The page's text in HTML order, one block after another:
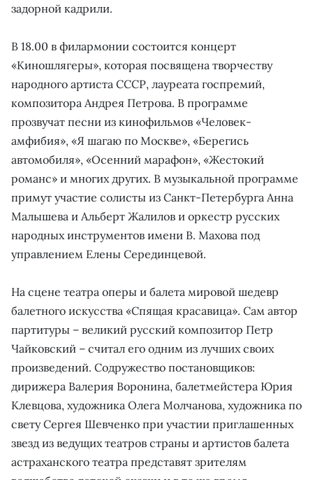
задорной кадрили.
В 18.00 в филармонии состоится концерт
«Киношлягеры», которая посвящена творчеству
народного артиста СССР, лауреата госпремий,
композитора Андрея Петрова. В программе
прозвучат песни из кинофильмов «Человек-
амфибия», «Я шагаю по Москве», «Берегись
автомобиля», «Осенний марафон», «Жестокий
романс» и многих других. В музыкальной программе
примут участие солисты из Санкт-Петербурга Анна
Малышева и Альберт Жалилов и оркестр русских
народных инструментов имени В. Махова под
управлением Елены Серединцевой.
На сцене театра оперы и балета мировой шедевр
балетного искусства «Спящая красавица». Сам автор
партитуры – великий русский композитор Петр
Чайковский – считал его одним из лучших своих
произведений. Содружество постановщиков:
дирижера Валерия Воронина, балетмейстера Юрия
Клевцова, художника Олега Молчанова, художника по
свету Сергея Шевченко при участии приглашенных
звезд из ведущих театров страны и артистов балета
астраханского театра представят зрителям